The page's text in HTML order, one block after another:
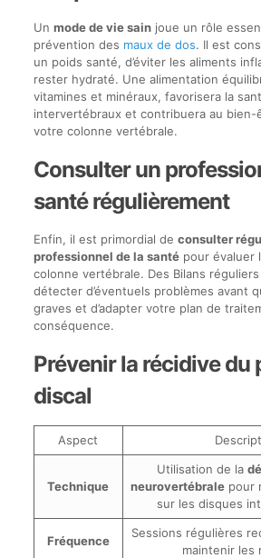
Un mode de vie sainjoue un rôle
prévention des maux de dos. Il est
un poids santé, d’éviter les aliments
rester hydraté. Une alimentation
vitamines et minéraux, favorisera la
intervertébraux et contribuera au bien-
votre colonne vertébrale.
Consulter un
santé régulièrement
Enfin, il est primordial de consulter
professionnel de la santépour évaluer
colonne vertébrale. Des Bilans
détecter d’éventuels problèmes avant
graves et d’adapter votre plan de
conséquence.
Prévenir la récidive du
discal
Aspect
Technique
Utilisation de la
neurovertébralepour
sur les disques
Fréquence
Sessions régulières
maintenir les